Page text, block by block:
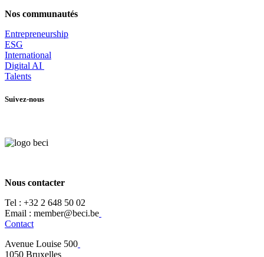
Nos communautés
Entrepreneurship
ESG
International
Digital AI
Talents
Suivez-nous
Nous contacter
Tel : +32 2 648 50 02​
​​Email : member@beci.be
Contact
Avenue Louise 500
​1050 Bruxelles